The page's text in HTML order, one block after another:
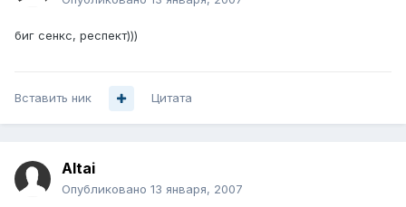
биг сенкс, респект)))
Вставить ник Цитата
Altai
Опубликовано 13 января, 2007